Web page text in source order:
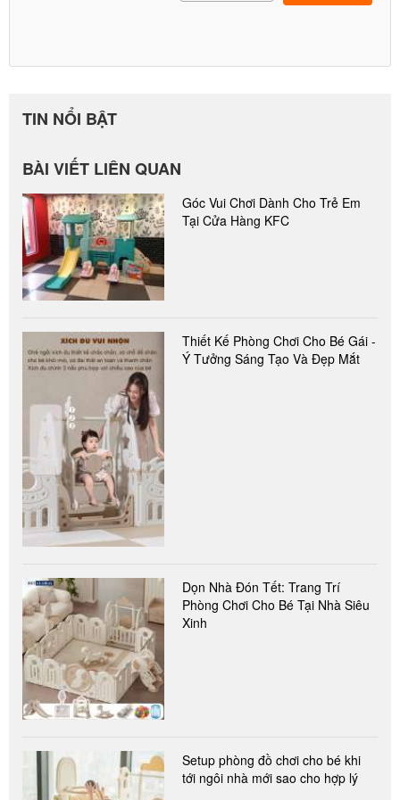
TIN NỔI BẬT
BÀI VIẾT LIÊN QUAN
Góc Vui Chơi Dành Cho Trẻ Em
Tại Cửa Hàng KFC
Thiết Kế Phòng Chơi Cho Bé Gái -
Ý Tưởng Sáng Tạo Và Đẹp Mắt
Dọn Nhà Đón Tết: Trang Trí
Phòng Chơi Cho Bé Tại Nhà Siêu
Xinh
Setup phòng đồ chơi cho bé khi
tới ngôi nhà mới sao cho hợp lý